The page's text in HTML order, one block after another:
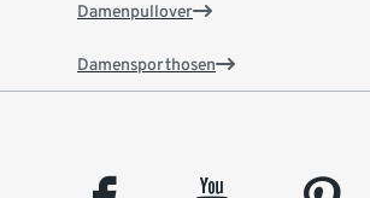
Damenpullover
Damensporthosen